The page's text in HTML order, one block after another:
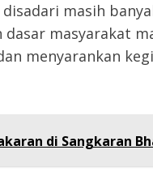
masih
masyarakat
menyarankan
di Sangkaran